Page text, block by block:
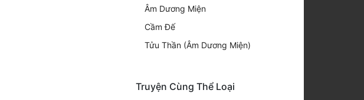
Âm Dương Miện
Cầm Đế
Tửu Thần (Âm Dương Miện)
Truyện Cùng Thể Loại